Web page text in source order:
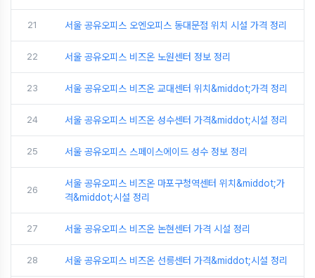
21 서울 공유오피스 오엔오피스 동대문점 위치 시설 가격 정리
22 서울 공유오피스 비즈온 노원센터 정보 정리
23 서울 공유오피스 비즈온 교대센터 위치&middot;가격 정리
24 서울 공유오피스 비즈온 성수센터 가격&middot;시설 정리
25 서울 공유오피스 스페이스에이드 성수 정보 정리
26
서울 공유오피스 비즈온 마포구청역센터 위치&middot;가
격&middot;시설 정리
27 서울 공유오피스 비즈온 논현센터 가격 시설 정리
28 서울 공유오피스 비즈온 선릉센터 가격&middot;시설 정리